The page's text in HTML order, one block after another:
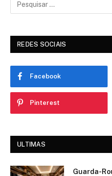
REDES SOCIAIS
Facebook
Pinterest
ULTIMAS
Guarda-